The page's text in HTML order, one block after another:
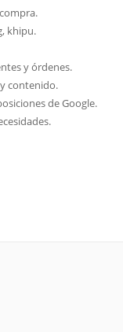
khipu.
y órdenes.
contenido.
de Google.